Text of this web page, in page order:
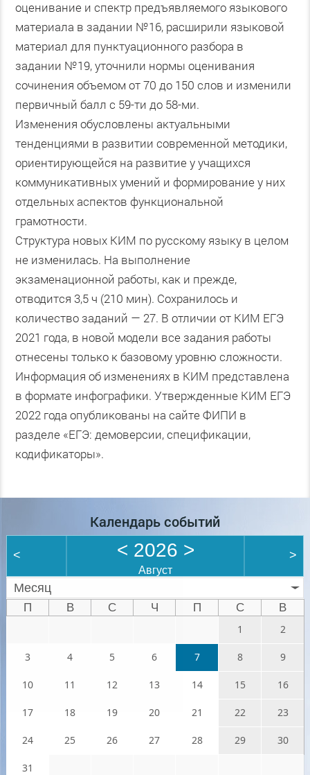
оценивание и спектр предъявляемого языкового
материала в задании №16, расширили языковой
материал для пунктуационного разбора в
задании №19, уточнили нормы оценивания
сочинения объемом от 70 до 150 слов и изменили
первичный балл с 59-ти до 58-ми.
Изменения обусловлены актуальными
тенденциями в развитии современной методики,
ориентирующейся на развитие у учащихся
коммуникативных умений и формирование у них
отдельных аспектов функциональной
грамотности.
Структура новых КИМ по русскому языку в целом
не изменилась. На выполнение
экзаменационной работы, как и прежде,
отводится 3,5 ч (210 мин). Сохранилось и
количество заданий — 27. В отличии от КИМ ЕГЭ
2021 года, в новой модели все задания работы
отнесены только к базовому уровню сложности.
Информация об изменениях в КИМ представлена
в формате инфографики. Утвержденные КИМ ЕГЭ
2022 года опубликованы на сайте ФИПИ в
разделе «ЕГЭ: демоверсии, спецификации,
кодификаторы».
Календарь событий
< < 2026 >
Август
>
Месяц
П В С Ч П С
В
1
2
3 4 5 6 7 8 9
10 11 12 13 14 15 16
17 18 19 20 21 22 23
24 25 26 27 28 29 30
31